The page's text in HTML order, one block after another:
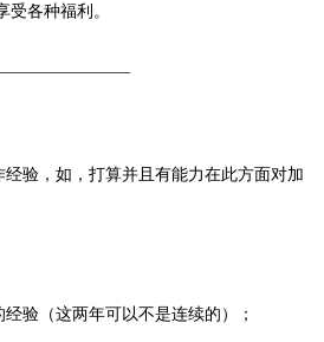
受各种福利。
验，如，打算并且有能力在此方面对加
经验（这两年可以不是连续的）；